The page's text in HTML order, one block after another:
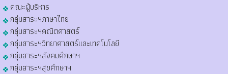
คณะผู้บริหาร
กลุ่มสาระฯภาษาไทย
กลุ่มสาระฯคณิตศาสตร์
กลุ่มสาระฯวิทยาศาสตร์และเทคโนโลยี
กลุ่มสาระฯสังคมศึกษาฯ
กลุ่มสาระฯสุขศึกษาฯ